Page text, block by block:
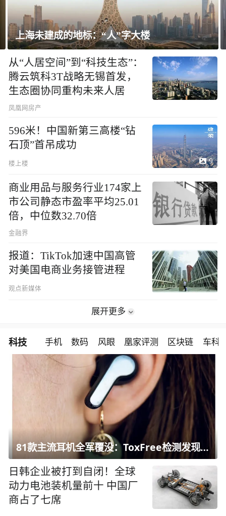
飘窗竟然能变身全屋C位 都后悔没早知道！
从“人居空间”到“科技生态”：
腾云筑科3T战略无锡首发，
生态圈协同重构未来人居
凤凰网房产
596米！中国新第三高楼“钻
石顶”首吊成功
楼上楼 9
商业用品与服务行业174家上
市公司静态市盈率平均25.01
倍，中位数32.70倍
金融界
报道：TikTok加速中国高管
对美国电商业务接管进程
观点新媒体
展开更多
科技 手机 数码 风眼 凰家评测 区块链 车科
81款主流耳机全军覆没：ToxFree检测发现均含对人体有害化学物质
日韩企业被打到自闭！全球
动力电池装机量前十 中国厂
商占了七席